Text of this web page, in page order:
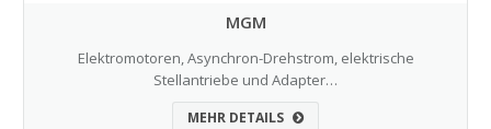
MGM
Elektromotoren, Asynchron-Drehstrom, elektrische
Stellantriebe und Adapter…
MEHR DETAILS